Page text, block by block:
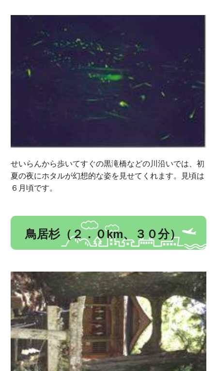
せいらんから歩いてすぐの黒滝橋などの川沿いでは、初
夏の夜にホタルが幻想的な姿を見せてくれます。見頃は
６月頃です。
鳥居杉（２．０km、３０分）